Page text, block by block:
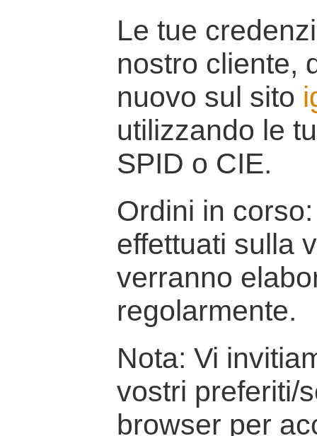
Le tue
nostro cliente,
nuovo sul sito
utilizzando le
SPID o CIE.
Ordini in
effettuati sulla
verranno
regolarmente.
Nota: Vi
vostri preferiti/
browser per